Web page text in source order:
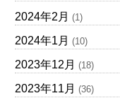
2024年2月 (1)
2024年1月 (10)
2023年12月 (18)
2023年11月 (36)